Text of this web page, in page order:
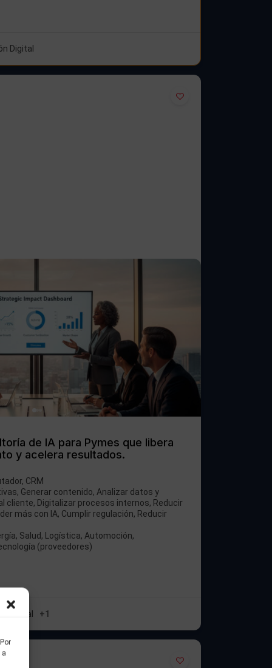
a
Digital
de IA para Pymes que libera
y acelera resultados.
CRM
Generar contenido, Analizar datos y
cliente, Digitalizar procesos internos, Reducir
más con IA, Cumplir regulación, Reducir
Salud, Logística, Automoción,
(proveedores)
Digital +1